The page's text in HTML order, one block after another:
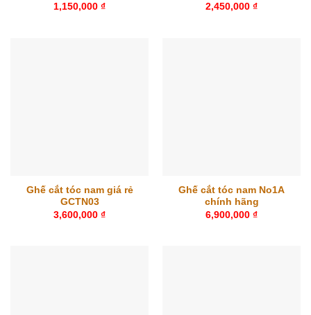
1,150,000 ₫
2,450,000 ₫
Ghế cắt tóc nam giá rẻ
GCTN03
3,600,000 ₫
Ghế cắt tóc nam No1A
chính hãng
6,900,000 ₫